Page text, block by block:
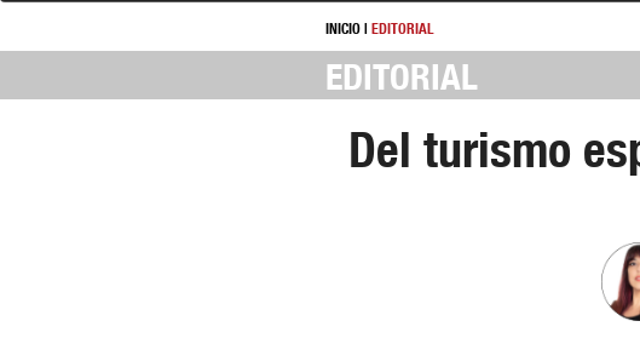
INICIO| EDITORIAL
EDITORIAL
Del turismo